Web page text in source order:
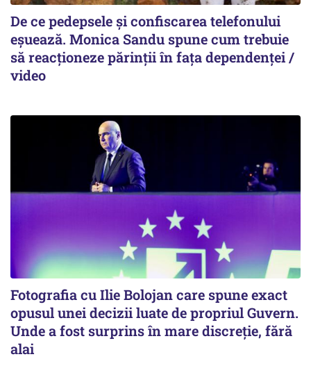
De ce pedepsele și confiscarea telefonului
eșuează. Monica Sandu spune cum trebuie
să reacționeze părinții în fața dependenței /
video
Fotografia cu Ilie Bolojan care spune exact
opusul unei decizii luate de propriul Guvern.
Unde a fost surprins în mare discreție, fără
alai